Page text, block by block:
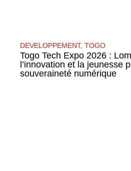
DEVELOPPEMENT, TOGO
Togo Tech Expo 2026 :
l’innovation et la jeunesse
souveraineté numérique